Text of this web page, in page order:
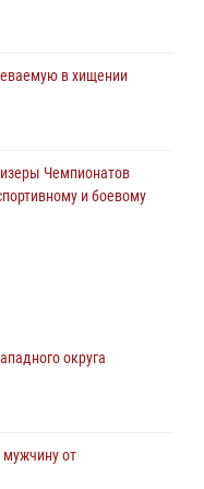
в хищении
Чемпионатов
и боевому
ЗАДЕРЖАНО 23
округа
мужчину от